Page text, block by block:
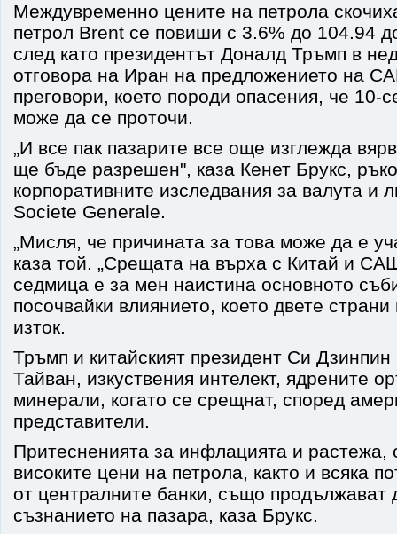
Междувременно цените на петрола
петрол Brent се повиши с 3.6% до 104.94
след като президентът Доналд Тръмп в
отговора на Иран на предложението на
преговори, което породи опасения, че 10-
може да се проточи.
„И все пак пазарите все още изглежда
ще бъде разрешен", каза Кенет Брукс,
корпоративните изследвания за валута и
Societe Generale.
„Мисля, че причината за това може да е
каза той. „Срещата на върха с Китай и
седмица е за мен наистина основното
посочвайки влиянието, което двете
изток.
Тръмп и китайският президент Си
Тайван, изкуствения интелект, ядрените
минерали, когато се срещнат, според
представители.
Притесненията за инфлацията и растежа,
високите цени на петрола, както и всяка
от централните банки, също продължават
съзнанието на пазара, каза Брукс.